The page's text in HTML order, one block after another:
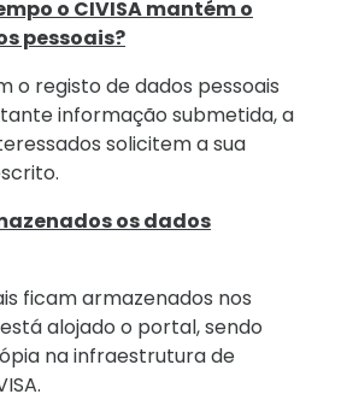
o CIVISA mantém o
pessoais?
o registo de dados pessoais
informação submetida, a
solicitem a sua
os dados
ficam armazenados nos
alojado o portal, sendo
na infraestrutura de